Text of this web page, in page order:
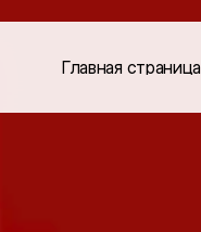
Главная страница